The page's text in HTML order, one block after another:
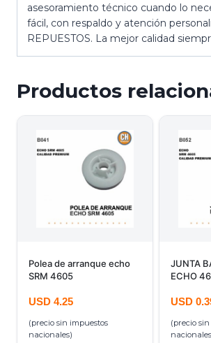
asesoramiento técnico cuando lo
fácil, con respaldo y atención
REPUESTOS. La mejor calidad
Productos
Polea de arranque echo
SRM 4605
USD 4.25
(precio sin impuestos
nacionales)
JUNTA
ECHO
USD
(precio